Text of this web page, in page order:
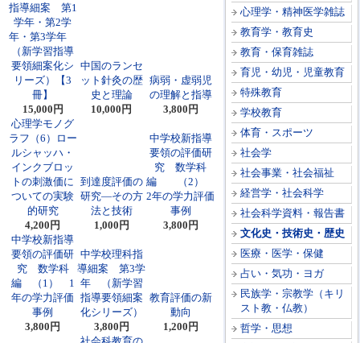
心理学・精神医学雑誌
教育学・教育史
教育・保育雑誌
育児・幼児・児童教育
特殊教育
学校教育
体育・スポーツ
社会学
社会事業・社会福祉
経営学・社会科学
社会科学資料・報告書
文化史・技術史・歴史
医療・医学・保健
占い・気功・ヨガ
民族学・宗教学（キリ
スト教・仏教）
哲学・思想
指導細案 第1
学年・第2学
年・第3学年
（新学習指導
要領細案化シ
リーズ）【3
冊】
15,000円
中国のランセ
ット針灸の歴
史と理論
10,000円
病弱・虚弱児
の理解と指導
3,800円
心理学モノグ
ラフ（6）ロー
ルシャッハ・
インクブロッ
トの刺激価に
ついての実験
的研究
4,200円
到達度評価の
研究―その方
法と技術
1,000円
中学校新指導
要領の評価研
究 数学科
編 （2）
2年の学力評価
事例
3,800円
中学校新指導
要領の評価研
究 数学科
編 （1） 1
年の学力評価
事例
3,800円
中学校理科指
導細案 第3学
年 （新学習
指導要領細案
化シリーズ）
3,800円
教育評価の新
動向
1,200円